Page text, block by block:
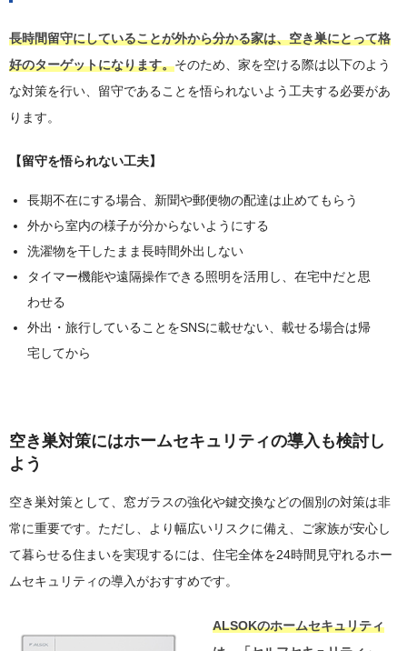
長時間留守にしていることが外から分かる家は、空き巣にとって格
好のターゲットになります。そのため、家を空ける際は以下のよう
な対策を行い、留守であることを悟られないよう工夫する必要があ
ります。
【留守を悟られない工夫】
長期不在にする場合、新聞や郵便物の配達は止めてもらう
外から室内の様子が分からないようにする
洗濯物を干したまま長時間外出しない
タイマー機能や遠隔操作できる照明を活用し、在宅中だと思
わせる
外出・旅行していることをSNSに載せない、載せる場合は帰
宅してから
空き巣対策にはホームセキュリティの導入も検討し
よう
空き巣対策として、窓ガラスの強化や鍵交換などの個別の対策は非
常に重要です。ただし、より幅広いリスクに備え、ご家族が安心し
て暮らせる住まいを実現するには、住宅全体を24時間見守れるホー
ムセキュリティの導入がおすすめです。
ALSOKのホームセキュリティ